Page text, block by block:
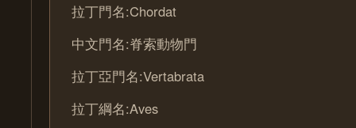
拉丁門名:Chordat
中文門名:脊索動物門
拉丁亞門名:Vertabrata
拉丁綱名:Aves